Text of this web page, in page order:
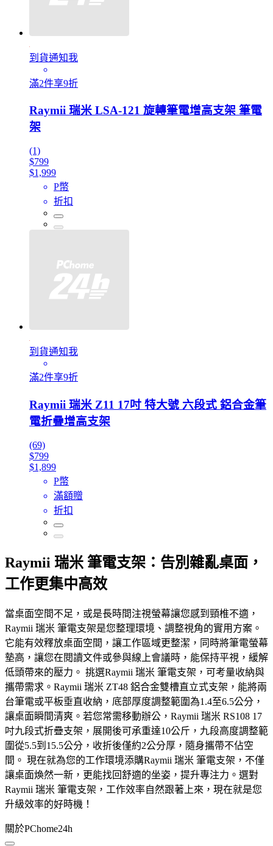
到貨通知我
滿2件享9折
Raymii 瑞米 LSA-121 旋轉筆電增高支架 筆電
架
(1)
$799
$1,999
P幣
折扣
到貨通知我
滿2件享9折
Raymii 瑞米 Z11 17吋 特大號 六段式 鋁合金筆
電折疊增高支架
(69)
$799
$1,899
P幣
滿額贈
折扣
Raymii 瑞米 筆電支架：告別雜亂桌面，
工作更集中高效
當桌面空間不足，或是長時間注視螢幕讓您感到頸椎不適，
Raymii 瑞米 筆電支架是您整理環境、調整視角的實用方案。
它能有效釋放桌面空間，讓工作區域更整潔，同時將筆電螢幕
墊高，讓您在閱讀文件或參與線上會議時，能保持平視，緩解
低頭帶來的壓力。 挑選Raymii 瑞米 筆電支架，可考量收納與
攜帶需求。Raymii 瑞米 ZT48 鋁合金雙槽直立式支架，能將兩
台筆電或平板垂直收納，底部厚度調整範圍為1.4至6.5公分，
讓桌面瞬間清爽。若您常需移動辦公，Raymii 瑞米 RS108 17
吋九段式折疊支架，展開後可承重達10公斤，九段高度調整範
圍從5.5到15.5公分，收折後僅約2公分厚，隨身攜帶不佔空
間。 現在就為您的工作環境添購Raymii 瑞米 筆電支架，不僅
讓桌面煥然一新，更能找回舒適的坐姿，提升專注力。選對
Raymii 瑞米 筆電支架，工作效率自然跟著上來，現在就是您
升級效率的好時機！
關於PChome24h